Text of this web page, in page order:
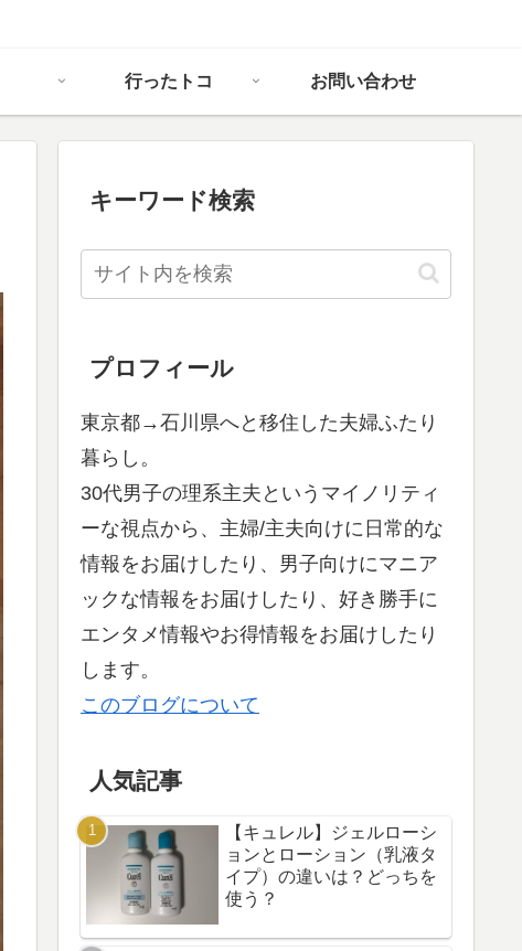
行ったトコ お問い合わせ
キーワード検索
プロフィール
東京都→石川県へと移住した夫婦ふたり
暮らし。
30代男子の理系主夫というマイノリティ
ーな視点から、主婦/主夫向けに日常的な
情報をお届けしたり、男子向けにマニア
ックな情報をお届けしたり、好き勝手に
エンタメ情報やお得情報をお届けしたり
します。
このブログについて
人気記事
【キュレル】ジェルローシ
ョンとローション（乳液タ
イプ）の違いは？どっちを
使う？